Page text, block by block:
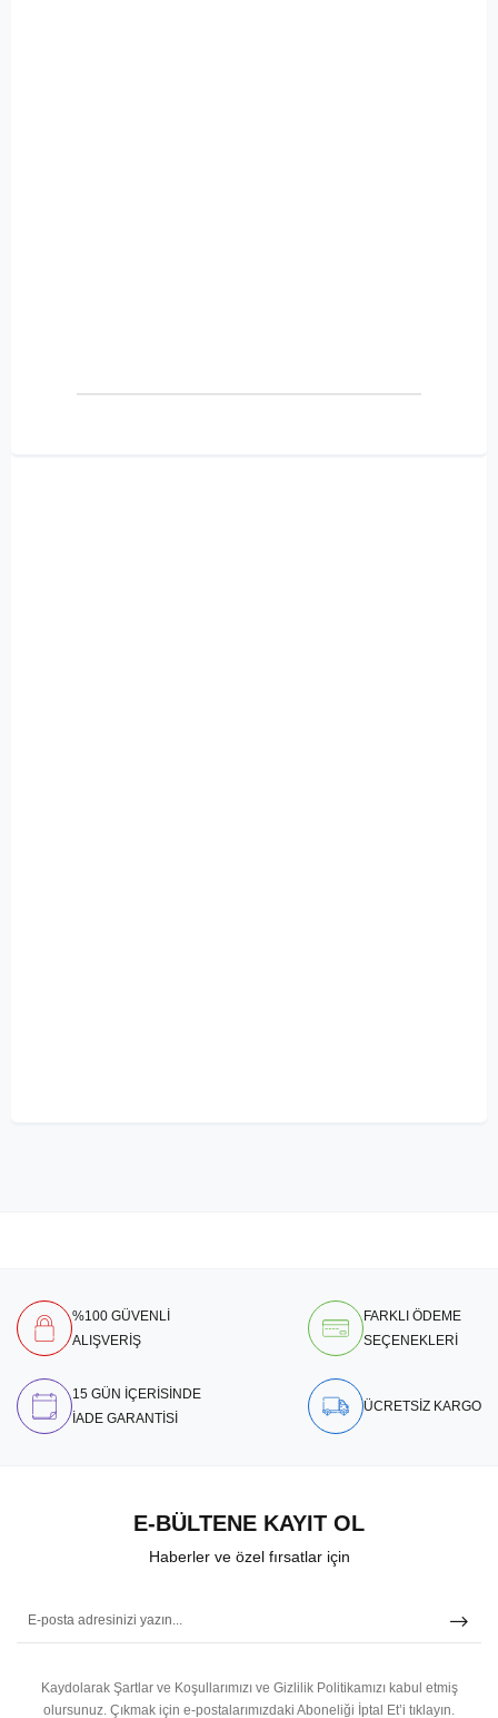
%100 GÜVENLİ
ALIŞVERİŞ
FARKLI ÖDEME
SEÇENEKLERİ
15 GÜN İÇERİSİNDE
İADE GARANTİSİ
ÜCRETSİZ KARGO
E-BÜLTENE KAYIT OL
Haberler ve özel fırsatlar için
Kaydolarak Şartlar ve Koşullarımızı ve Gizlilik Politikamızı kabul etmiş
olursunuz. Çıkmak için e-postalarımızdaki Aboneliği İptal Et’i tıklayın.